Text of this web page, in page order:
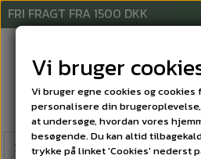
FRI FRAGT FRA 1500 DKK
Vi bruger
Vi bruger egne cookies og
personalisere din
at undersøge, hvordan vores
besøgende. Du kan altid
trykke på linket 'Cookies' nederst